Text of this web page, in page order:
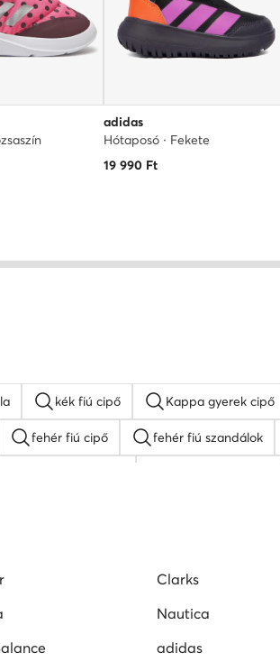
adidas
Hótaposó · Fekete
19 990 Ft
kék fiú cipő Kappa gyerek cipő
fehér fiú cipő fehér fiú szandálok
Clarks
Nautica
adidas